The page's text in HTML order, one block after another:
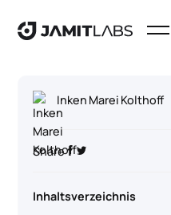
Inken Marei Kolthoff
Share
Inhaltsverzeichnis